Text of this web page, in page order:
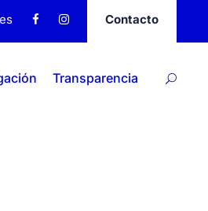
Contacto
Transparencia